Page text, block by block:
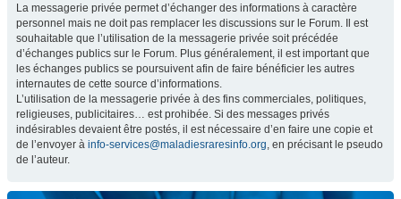
La messagerie privée permet d’échanger des informations à caractère
personnel mais ne doit pas remplacer les discussions sur le Forum. Il est
souhaitable que l’utilisation de la messagerie privée soit précédée
d’échanges publics sur le Forum. Plus généralement, il est important que
les échanges publics se poursuivent afin de faire bénéficier les autres
internautes de cette source d’informations.
L’utilisation de la messagerie privée à des fins commerciales, politiques,
religieuses, publicitaires… est prohibée. Si des messages privés
indésirables devaient être postés, il est nécessaire d’en faire une copie et
de l’envoyer à info-services@maladiesraresinfo.org, en précisant le pseudo
de l’auteur.